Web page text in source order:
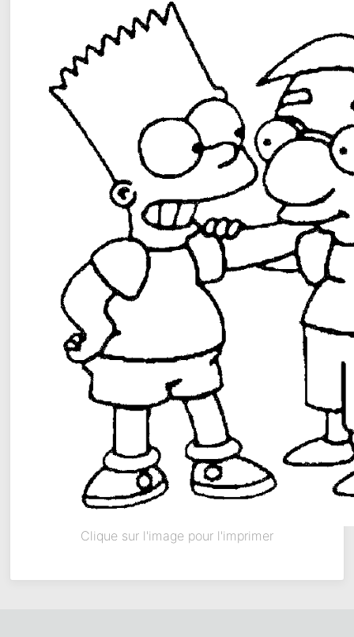
Clique sur l'image pour l'imprimer